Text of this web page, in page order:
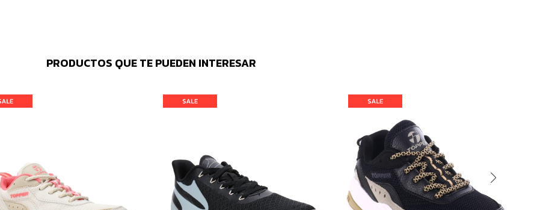
PRODUCTOS QUE TE PUEDEN INTERESAR